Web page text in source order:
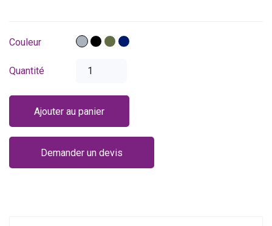
Couleur GrisNoirVertBleu
Quantité
Ajouter au panier
Demander un devis